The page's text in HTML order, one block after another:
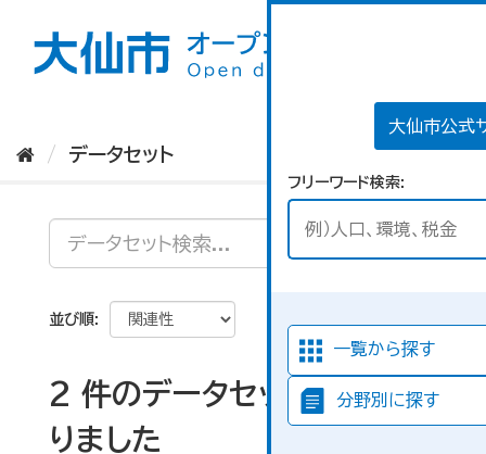
大仙市公式
フリーワード検索
一覧から探す
分野別に探す
データセット
並び順
2 件のデータセットが見つか
りました